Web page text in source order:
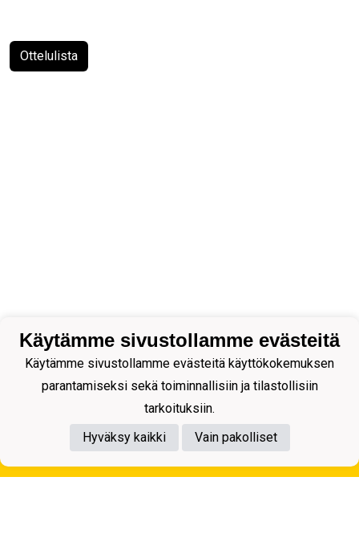
Ottelulista
Tietosuojaseloste
Käytämme sivustollamme evästeitä
Käytämme sivustollamme evästeitä käyttökokemuksen
parantamiseksi sekä toiminnallisiin ja tilastollisiin
tarkoituksiin.
Hyväksy kaikki
Vain pakolliset